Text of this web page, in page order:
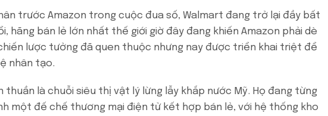
trước Amazon trong cuộc đua số, Walmart đang trở lại đầy bất
hãng bán lẻ lớn nhất thế giới giờ đây đang khiến Amazon phải dè
lược tưởng đã quen thuộc nhưng nay được triển khai triệt để
nhân tạo.
thuần là chuỗi siêu thị vật lý lừng lẫy khắp nước Mỹ. Họ đang từng
một đế chế thương mại điện tử kết hợp bán lẻ, với hệ thống kho